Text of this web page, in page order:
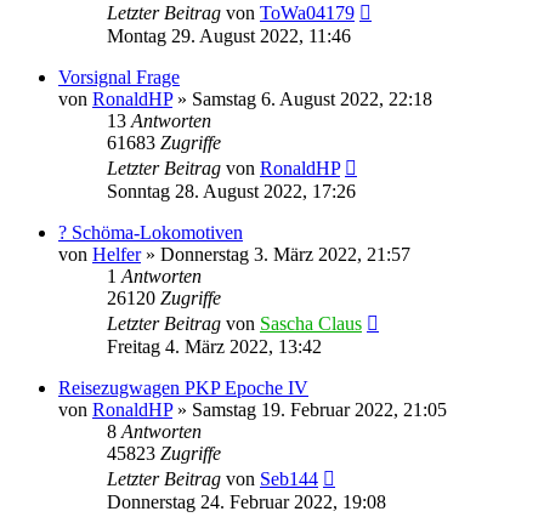
Letzter Beitrag von ToWa04179
Montag 29. August 2022, 11:46
Vorsignal Frage
von RonaldHP» Samstag 6. August 2022, 22:18
13 Antworten
61683 Zugriffe
Letzter Beitrag von RonaldHP
Sonntag 28. August 2022, 17:26
? Schöma-Lokomotiven
von Helfer» Donnerstag 3. März 2022, 21:57
1 Antworten
26120 Zugriffe
Letzter Beitrag von Sascha Claus
Freitag 4. März 2022, 13:42
Reisezugwagen PKP Epoche IV
von RonaldHP» Samstag 19. Februar 2022, 21:05
8 Antworten
45823 Zugriffe
Letzter Beitrag von Seb144
Donnerstag 24. Februar 2022, 19:08